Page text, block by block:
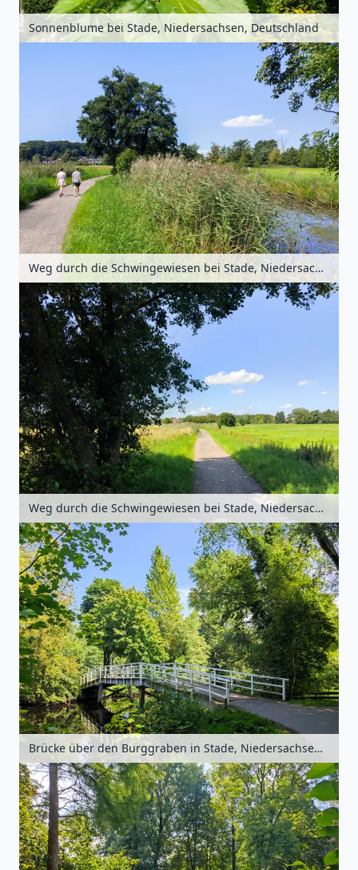
Sonnenblume bei Stade, Niedersachsen, Deutschland
Weg durch die Schwingewiesen bei Stade, Niedersachsen, Deutschland
Weg durch die Schwingewiesen bei Stade, Niedersachsen, Deutschland
Brücke über den Burggraben in Stade, Niedersachsen, Deutschland